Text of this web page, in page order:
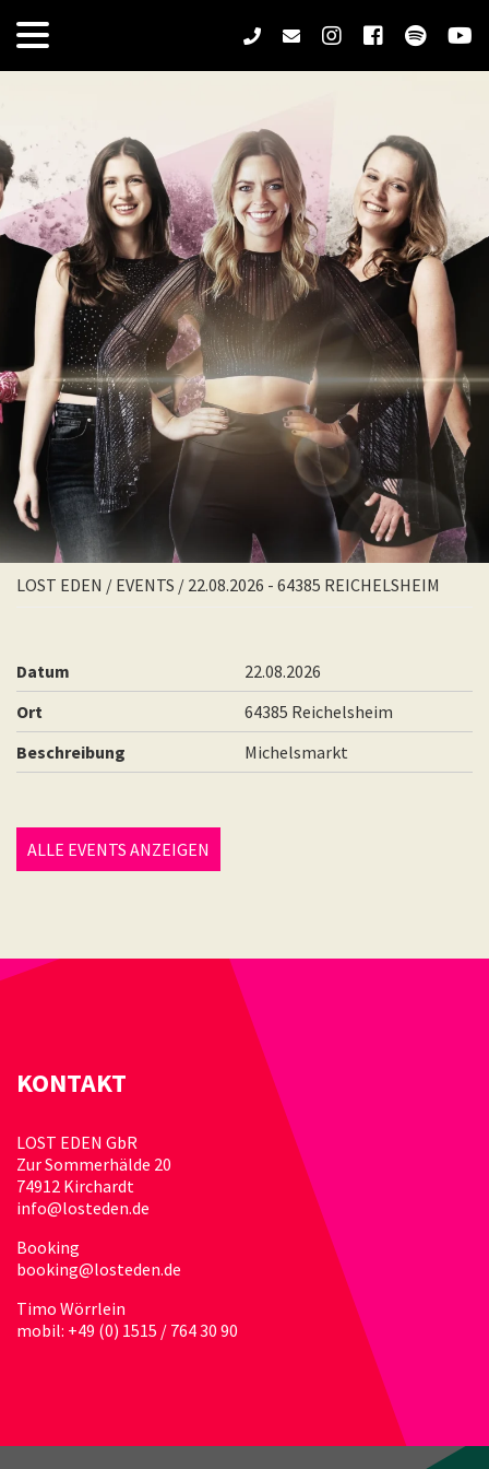
LOST EDEN / EVENTS / 22.08.2026 - 64385 REICHELSHEIM
Datum
22.08.2026
Ort
64385 Reichelsheim
Beschreibung
Michelsmarkt
ALLE EVENTS ANZEIGEN
KONTAKT
LOST EDEN GbR
Zur Sommerhälde 20
74912 Kirchardt
info@losteden.de
Booking
booking@losteden.de
Timo Wörrlein
mobil: +49 (0) 1515 / 764 30 90